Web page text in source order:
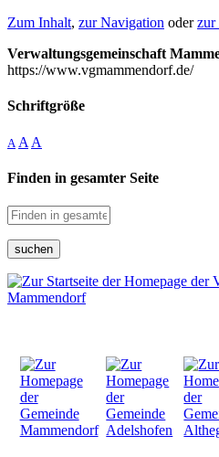
Zum Inhalt, zur Navigation oderzur
Verwaltungsgemeinschaft
https://www.vgmammendorf.de/
Schriftgröße
A A A
Finden in gesamter Seite
suchen